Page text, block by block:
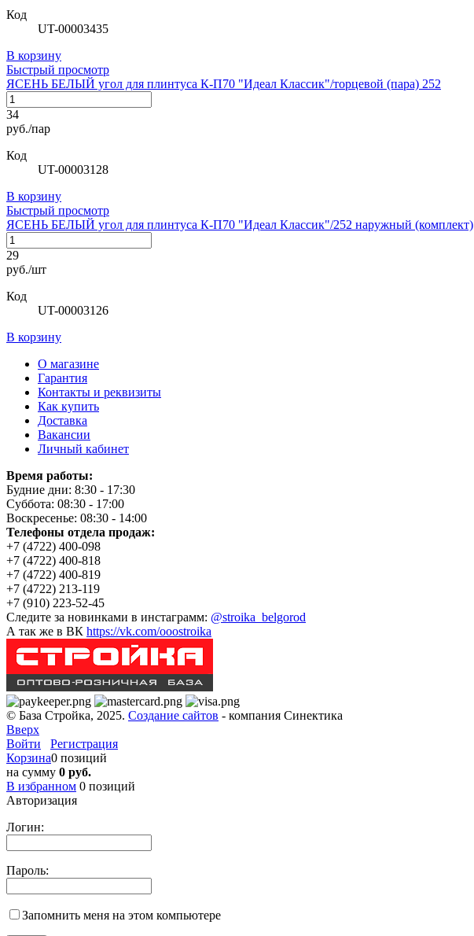
Код
UT-00003435
В корзину
Быстрый просмотр
ЯСЕНЬ БЕЛЫЙ угол для плинтуса К-П70 "Идеал Классик"/торцевой (пара) 252
34
руб./пар
Код
UT-00003128
В корзину
Быстрый просмотр
ЯСЕНЬ БЕЛЫЙ угол для плинтуса К-П70 "Идеал Классик"/252 наружный (комплект)
29
руб./шт
Код
UT-00003126
В корзину
О магазине
Гарантия
Контакты и реквизиты
Как купить
Доставка
Вакансии
Личный кабинет
Время работы:
Будние дни: 8:30 - 17:30
Суббота: 08:30 - 17:00
Воскресенье: 08:30 - 14:00
Телефоны отдела продаж:
+7 (4722) 400-098
+7 (4722) 400-818
+7 (4722) 400-819
+7 (4722) 213-119
+7 (910) 223-52-45
Следите за новинками в инстаграмм: @stroika_belgorod
А так же в ВК https://vk.com/ooostroika
© База Стройка, 2025. Создание сайтов - компания Синектика
Вверх
Войти
Регистрация
Корзина0 позиций
на сумму 0 руб.
В избранном 0 позиций
Авторизация
Логин:
Пароль:
Запомнить меня на этом компьютере